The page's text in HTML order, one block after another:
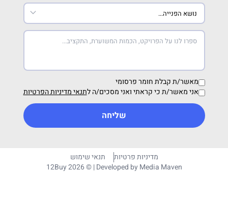
מאשר/ת קבלת חומר פרסומי
אני מאשר/ת כי קראתי ואני מסכים/ה לתנאי מדיניות הפרטיות
שליחה
מדיניות פרטיות
תנאי שימוש
12Buy 2026 © | Developed byMedia Maven